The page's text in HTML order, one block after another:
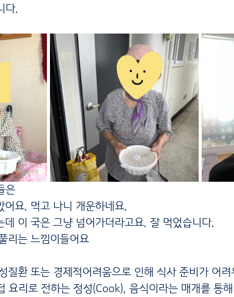
다.
은
어요. 먹고 나니 개운하네요.
데 이 국은 그냥 넘어가더라고요. 잘 먹었습니다.
리는 느낌이들어요
질환 또는 경제적어려움으로 인해 식사 준비가 어
요리로 전하는 정성(Cook), 음식이라는 매개를 통